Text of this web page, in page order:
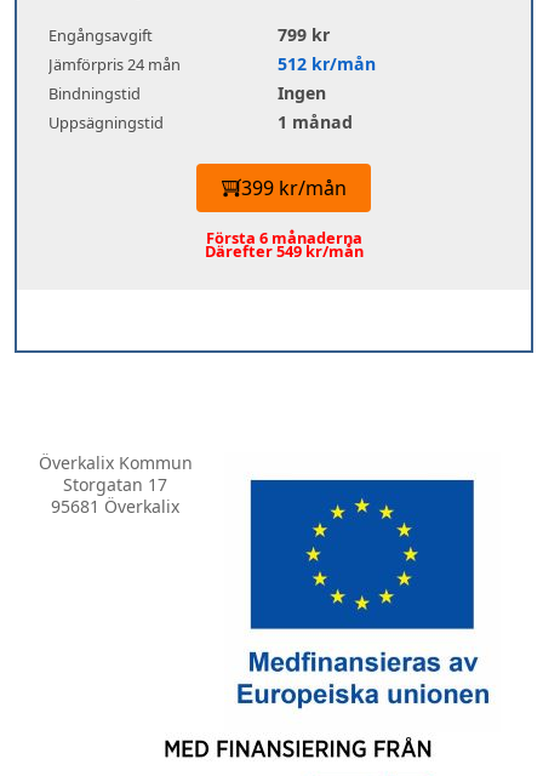
Engångsavgift 799 kr
Jämförpris 24 mån 512 kr/mån
Bindningstid Ingen
Uppsägningstid 1 månad
399 kr/mån
Första 6 månaderna
Därefter 549 kr/mån
Överkalix Kommun
Storgatan 17
95681 Överkalix